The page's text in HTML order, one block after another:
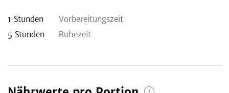
1 Stunden
Vorbereitungszeit
5 Stunden Ruhezeit